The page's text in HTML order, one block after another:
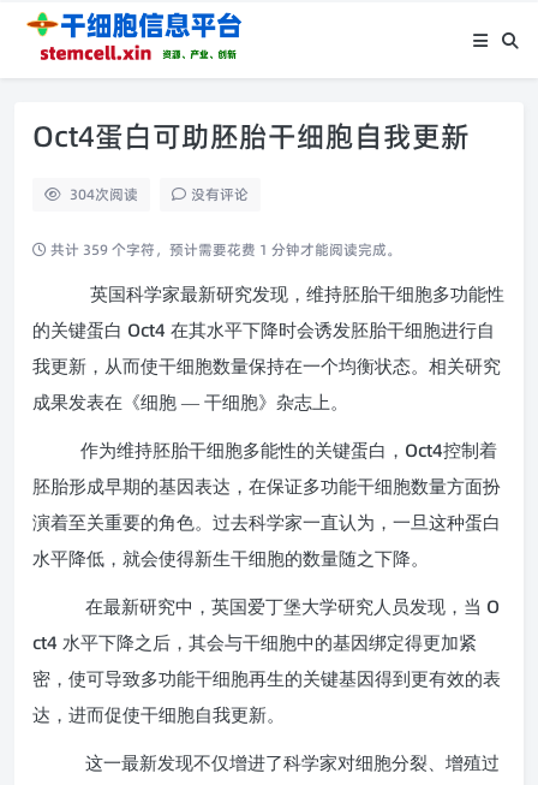
Oct4蛋白可助胚胎干细胞自我更新
304次阅读 没有评论
共计 359 个字符，预计需要花费 1 分钟才能阅读完成。
英国科学家最新研究发现，维持胚胎干细胞多功能性
的关键蛋白 Oct4 在其水平下降时会诱发胚胎干细胞进行自
我更新，从而使干细胞数量保持在一个均衡状态。相关研究
成果发表在《细胞 — 干细胞》杂志上。
作为维持胚胎干细胞多能性的关键蛋白， Oct4控制着
胚胎形成早期的基因表达，在保证多功能干细胞数量方面扮
演着至关重要的角色。过去科学家一直认为，一旦这种蛋白
水平降低，就会使得新生干细胞的数量随之下降。
在最新研究中，英国爱丁堡大学研究人员发现，当 O
ct4 水平下降之后，其会与干细胞中的基因绑定得更加紧
密，使可导致多功能干细胞再生的关键基因得到更有效的表
达，进而促使干细胞自我更新。
这一最新发现不仅增进了科学家对细胞分裂、增殖过